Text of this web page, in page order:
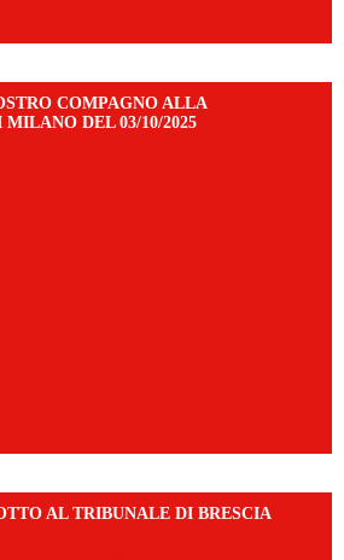
COMPAGNO ALLA
DEL 03/10/2025
AL TRIBUNALE DI BRESCIA